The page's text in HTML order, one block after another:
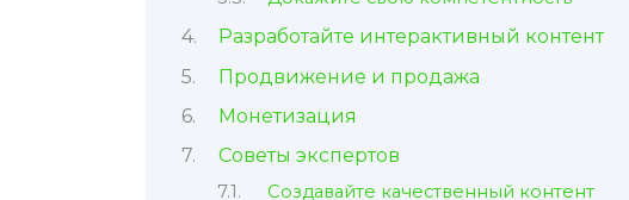
Разработайте интерактивный контент
Продвижение и продажа
Монетизация
Советы экспертов
Создавайте качественный контент